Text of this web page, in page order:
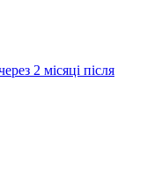
2 місяці після